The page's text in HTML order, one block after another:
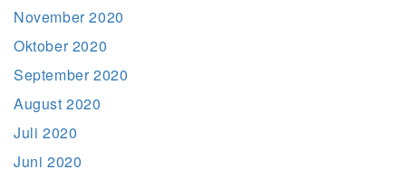
November 2020
Oktober 2020
September 2020
August 2020
Juli 2020
Juni 2020